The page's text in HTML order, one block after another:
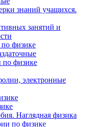
знаний учащихся.
занятий и
физике
по физике
электронные
Наглядная физика
по физике